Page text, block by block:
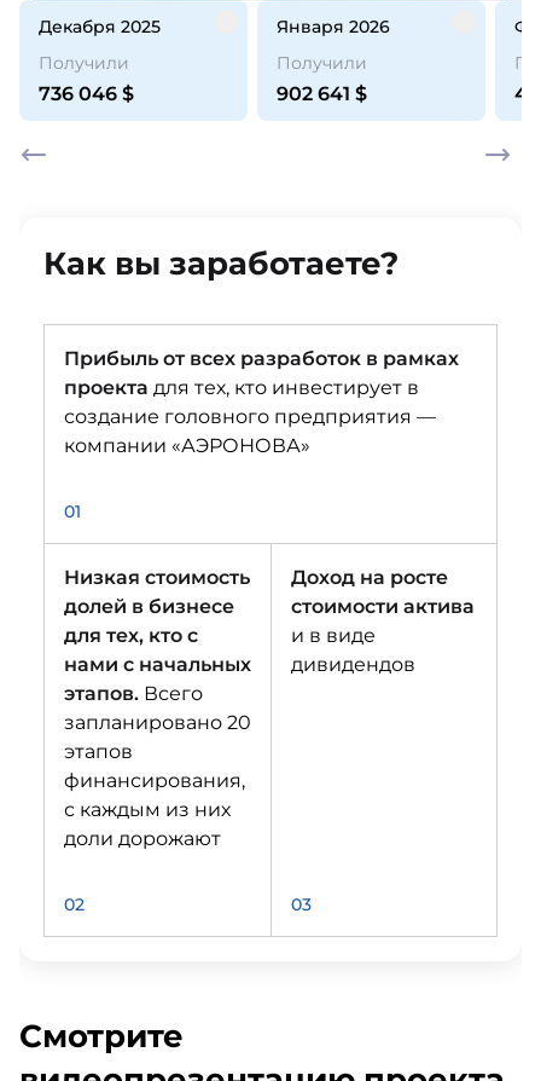
декабря 2025
Получили
736 046 $
января 2026
Получили
902 641 $
Как вы заработаете?
Прибыль от всех разработок в рамках
проекта для тех, кто инвестирует в
создание головного предприятия —
компании «АЭРОНОВА»
01
Низкая стоимость
долей в бизнесе
для тех, кто с
нами с начальных
этапов. Всего
запланировано 20
этапов
финансирования,
с каждым из них
доли дорожают
02
Доход на росте
стоимости актива
и в виде
дивидендов
03
Смотрите